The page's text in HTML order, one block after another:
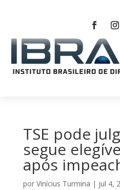
TSE pode
segue
após
por Vinícius Turmina | jul 4,